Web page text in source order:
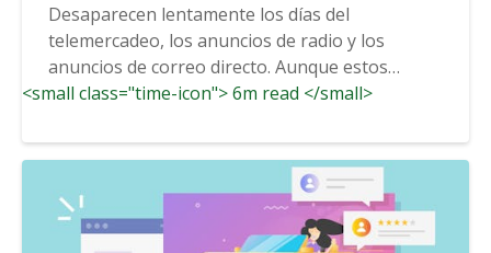
Desaparecen lentamente los días del
telemercadeo, los anuncios de radio y los
anuncios de correo directo. Aunque estos
anuncios...
<small class="time-icon"> 6m read </small>